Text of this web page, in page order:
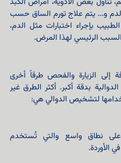
الدم و... يتم علاج تورم الساق حسب
بإجراء اختبارات مثل الدم،
الرئيسي لهذا المرض.
إلى الزيارة والفحص طرقاً أخرى
بدقة أكبر. أكثر الطرق غير
لتشخيص الدوالي هي:
نطاق واسع والتي تُستخدم
الأوردة.